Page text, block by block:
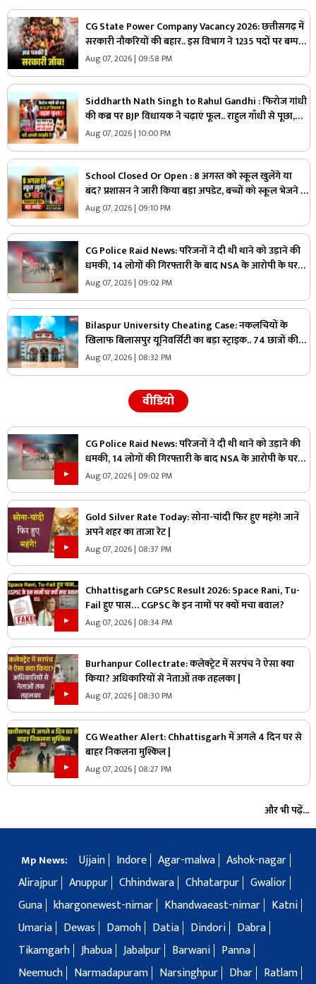
CG State Power Company Vacancy 2026: छत्तीसगढ़ में
सरकारी नौकरियों की बहार.. इस विभाग ने 1235 पदों पर बम्पर
भर्ती, डाटा एंट्री ऑपरेटर के ही 400 पद
Aug 07, 2026 | 09:58 PM
Siddharth Nath Singh to Rahul Gandhi : फिरोज गांधी
की कब्र पर BJP विधायक ने चढ़ाएं फूल.. राहुल गाँधी से पूछा,
“अपने दादा जी को क्यों नहीं पूजते, यही आपकी संस्कृति है?”
Aug 07, 2026 | 10:00 PM
School Closed Or Open : 8 अगस्त को स्कूल खुलेंगे या
बंद? प्रशासन ने जारी किया बड़ा अपडेट, बच्चों को स्कूल भेजने से
पहले जरूर पढ़ लें ये खबर
Aug 07, 2026 | 09:10 PM
CG Police Raid News: परिजनों ने दी थी थाने को उड़ाने की
धमकी, 14 लोगों की गिरफ्तारी के बाद NSA के आरोपी के घर
पुलिस ने मारा छापा, जांच में मिली ये चौंकाने वाली चीज
Aug 07, 2026 | 09:02 PM
Bilaspur University Cheating Case: नकलचियों के
खिलाफ बिलासपुर यूनिवर्सिटी का बड़ा स्ट्राइक.. 74 छात्रों की
परीक्षा रद्द, 45 हजार से ज्यादा छात्रों ने दी थी परीक्षा..
Aug 07, 2026 | 08:32 PM
वीडियो
CG Police Raid News: परिजनों ने दी थी थाने को उड़ाने की
धमकी, 14 लोगों की गिरफ्तारी के बाद NSA के आरोपी के घर
पुलिस ने मारा छापा, जांच में मिली ये चौंकाने वाली चीज
Aug 07, 2026 | 09:02 PM
Gold Silver Rate Today: सोना-चांदी फिर हुए महंगे! जानें
अपने शहर का ताजा रेट |
Aug 07, 2026 | 08:37 PM
Chhattisgarh CGPSC Result 2026: Space Rani, Tu-
Fail हुए पास… CGPSC के इन नामों पर क्यों मचा बवाल?
Aug 07, 2026 | 08:34 PM
Burhanpur Collectrate: कलेक्ट्रेट में सरपंच ने ऐसा क्या
किया? अधिकारियों से नेताओं तक तहलका |
Aug 07, 2026 | 08:30 PM
CG Weather Alert: Chhattisgarh में अगले 4 दिन घर से
बाहर निकलना मुश्किल |
Aug 07, 2026 | 08:27 PM
और भी पढ़ें...
Mp News: Ujjain Indore Agar-malwa Ashok-nagar
Alirajpur Anuppur Chhindwara Chhatarpur Gwalior
Guna khargonewest-nimar Khandwaeast-nimar
Katni
Umaria
Dewas Damoh Datia Dindori
Dabra
Tikamgarh Jhabua Jabalpur Barwani
Panna
Neemuch
Narmadapuram Narsinghpur Dhar
Ratlam